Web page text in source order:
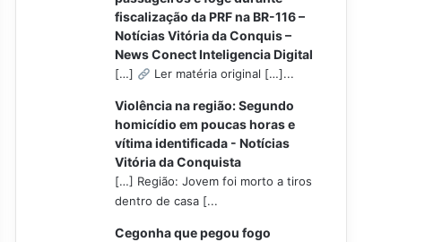
fiscalização da PRF na BR-116 –
Notícias Vitória da Conquis –
News Conect Inteligencia Digital
[…] Ler matéria original […]...
Violência na região: Segundo
homicídio em poucas horas e
vítima identificada - Notícias
Vitória da Conquista
[…] Região: Jovem foi morto a tiros
dentro de casa [...
Cegonha que pegou fogo